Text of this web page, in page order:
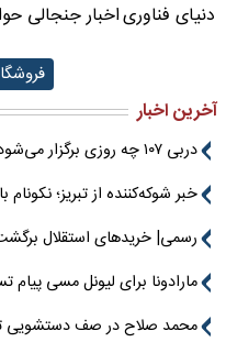
دنیای فناوریاخبار جنجالی
آخرین اخبار
دربی ۱۰۷ چه روزی برگزار می‌شود؟
خبر شوکه‌کننده از تبریز؛ نکونام
رسمی| خریدهای استقلال
مارادونا برای لیونل مسی
محمد صلاح در صف دستشویی